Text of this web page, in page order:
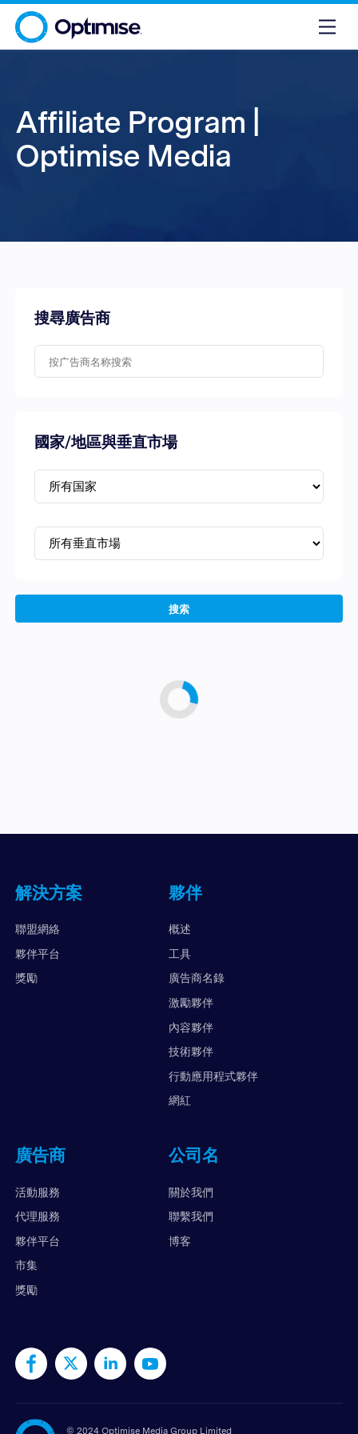
Affiliate Program |
Optimise Media
搜尋廣告商
國家/地區與垂直市場
搜索
解決方案
聯盟網絡
夥伴平台
獎勵
夥伴
概述
工具
廣告商名錄
激勵夥伴
內容夥伴
技術夥伴
行動應用程式夥伴
網紅
廣告商
活動服務
代理服務
夥伴平台
市集
獎勵
公司名
關於我們
聯繫我們
博客
© 2024 Optimise Media Group Limited